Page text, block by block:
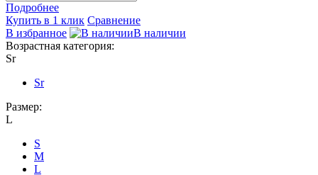
Подробнее
Купить в 1 клик Сравнение
В избранное
В наличии
Возрастная категория:
Sr
Sr
Размер:
L
S
M
L